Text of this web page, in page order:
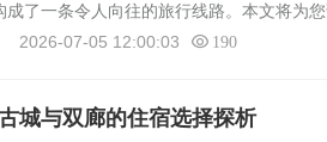
成了一条令人向往的旅行线路。本文将为
建议，确保您的旅程既便捷又充实。第一
2026-07-05 12:00:03 190
城与双廊的住宿选择探析